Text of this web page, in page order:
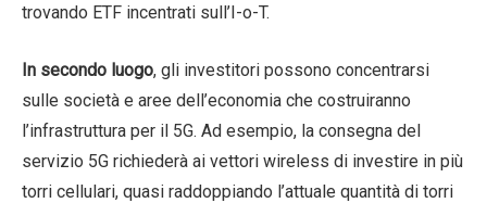
trovando ETF incentrati sull’I-o-T.
In secondo luogo, gli investitori possono concentrarsi
sulle società e aree dell’economia che costruiranno
l’infrastruttura per il 5G. Ad esempio, la consegna del
servizio 5G richiederà ai vettori wireless di investire in più
torri cellulari, quasi raddoppiando l’attuale quantità di torri